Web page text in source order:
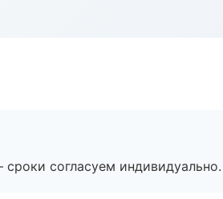
согласуем индивидуально.